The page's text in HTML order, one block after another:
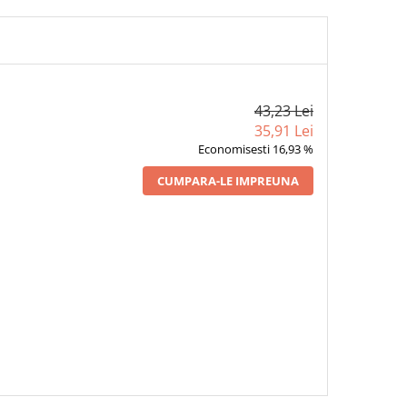
43,23 Lei
35,91 Lei
Economisesti 16,93 %
CUMPARA-LE IMPREUNA